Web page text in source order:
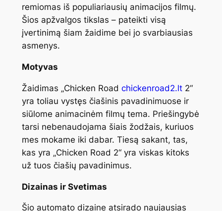
remiomas iš populiariausių animacijos filmų.
Šios apžvalgos tikslas – pateikti visą
įvertinimą šiam žaidime bei jo svarbiausias
asmenys.
Motyvas
Žaidimas „Chicken Road chickenroad2.lt2“
yra toliau vystęs čiašinis pavadinimuose ir
siūlome animacinėm filmų tema. Priešingybė
tarsi nebenaudojama šiais žodžais, kuriuos
mes mokame iki dabar. Tiesą sakant, tas,
kas yra „Chicken Road 2“ yra viskas kitoks
už tuos čiašių pavadinimus.
Dizainas ir Svetimas
Šio automato dizaine atsirado naujausias